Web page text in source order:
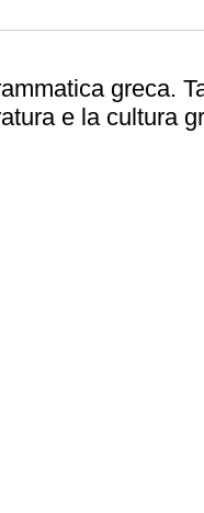
greca.
e la cultura